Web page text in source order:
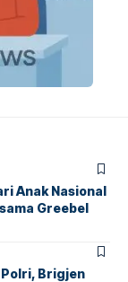
Anak Nasional
Greebel
Polri, Brigjen